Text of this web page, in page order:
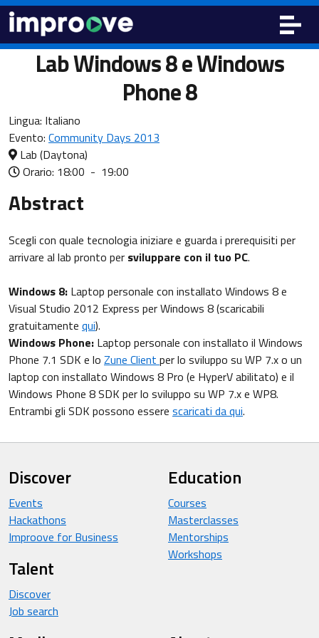
Lab Windows 8 e Windows
Phone 8
Lingua: Italiano
Evento: Community Days 2013
Lab (Daytona)
Orario: 18:00 - 19:00
Abstract
Scegli con quale tecnologia iniziare e guarda i prerequisiti per
arrivare al lab pronto per sviluppare con il tuo PC.
Windows 8: Laptop personale con installato Windows 8 e
Visual Studio 2012 Express per Windows 8 (scaricabili
gratuitamente qui).
Windows Phone: Laptop personale con installato il Windows
Phone 7.1 SDK e lo Zune Client per lo sviluppo su WP 7.x o un
laptop con installato Windows 8 Pro (e HyperV abilitato) e il
Windows Phone 8 SDK per lo sviluppo su WP 7.x e WP8.
Entrambi gli SDK possono essere scaricati da qui.
Discover
Events
Hackathons
Improove for Business
Talent
Discover
Job search
Education
Courses
Masterclasses
Mentorships
Workshops